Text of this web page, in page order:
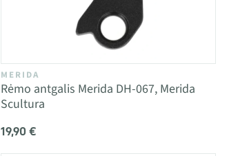
MERIDA
Rėmo antgalis Merida DH-067, Merida
Scultura
19,90 €